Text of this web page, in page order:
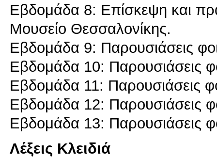
Εβδομάδα 8: Επίσκεψη και
Μουσείο Θεσσαλονίκης.
Εβδομάδα 9: Παρουσιάσεις
Εβδομάδα 10: Παρουσιάσεις
Εβδομάδα 11: Παρουσιάσεις
Εβδομάδα 12: Παρουσιάσεις
Εβδομάδα 13: Παρουσιάσεις
Λέξεις Κλειδιά